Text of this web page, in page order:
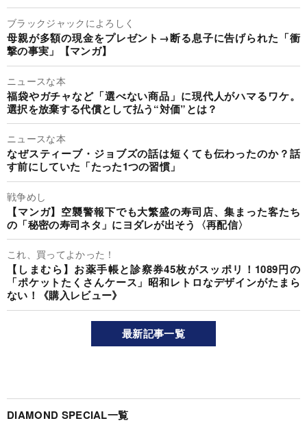
ブラックジャックによろしく
母親が多額の現金をプレゼント→断る息子に告げられた「衝
撃の事実」【マンガ】
ニュースな本
福袋やガチャなど「選べない商品」に現代人がハマるワケ。
選択を放棄する代償として払う“対価”とは？
ニュースな本
なぜスティーブ・ジョブズの話は短くても伝わったのか？話
す前にしていた「たった1つの習慣」
戦争めし
【マンガ】空襲警報下でも大繁盛の寿司店、集まった客たち
の「秘密の寿司ネタ」にヨダレが出そう〈再配信〉
これ、買ってよかった！
【しまむら】お薬手帳と診察券45枚がスッポリ！1089円の
「ポケットたくさんケース」昭和レトロなデザインがたまら
ない！《購入レビュー》
最新記事一覧
DIAMOND SPECIAL一覧